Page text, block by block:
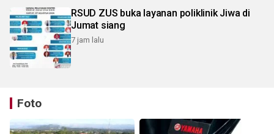
RSUD ZUS buka layanan poliklinik Jiwa di
Jumat siang
7 jam lalu
Foto